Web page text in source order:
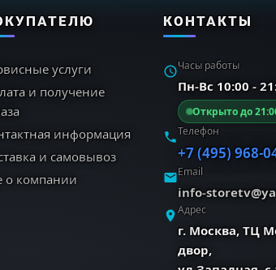
услуги
и получение
информация
и самовывоз
о компании
КОНТАКТЫ
Часы работы
Пн-Вс 10:00 -
Открыто до
Телефон
+7 (495) 968-
Email
info-
Адрес
г. Москва, ТЦ
двор,